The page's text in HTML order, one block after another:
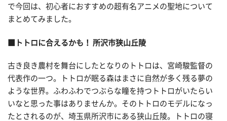
で今回は、初心者におすすめの超有名アニメの聖地について
まとめてみました。
■トトロに合えるかも！ 所沢市狭山丘陵
古き良き農村を舞台にしたとなりのトトロは、宮崎駿監督の
代表作の一つ。トトロが眠る森はまさに自然が多く残る夢の
ような世界。ふわふわでつぶらな瞳を持つトトロがいたらい
いなと思った事はありませんか。そのトトロのモデルになっ
たとされるのが、埼玉県所沢市にある狭山丘陵。トトロの寝